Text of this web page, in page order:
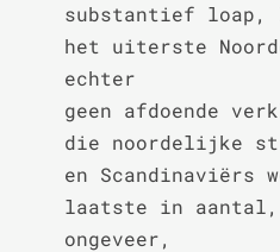
substantief loap,
het uiterste
echter
geen afdoende
die noordelijke
en Scandinaviërs
laatste in aantal,
ongeveer,